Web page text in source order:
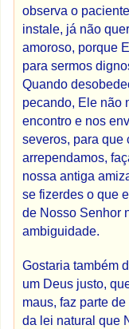
observa o
instale, já não
amoroso, porque
para sermos
Quando
pecando, Ele não
encontro e nos
severos, para que
arrependamos,
nossa antiga
se fizerdes o que
de Nosso Senhor
ambiguidade.
Gostaria também
um Deus justo,
maus, faz parte
da lei natural que